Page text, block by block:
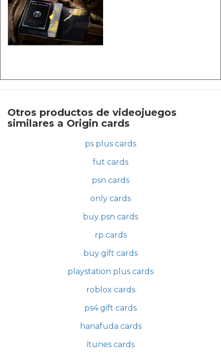
Otros productos de videojuegos
similares a Origin cards
ps plus cards
fut cards
psn cards
only cards
buy psn cards
rp cards
buy gift cards
playstation plus cards
roblox cards
ps4 gift cards
hanafuda cards
itunes cards